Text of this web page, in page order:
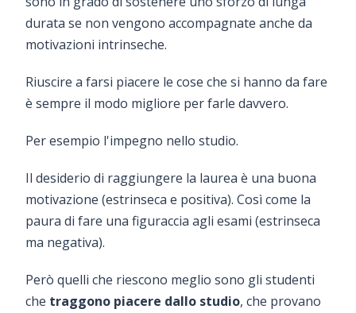
durata se non vengono accompagnate anche da
motivazioni intrinseche.
Riuscire a farsi piacere le cose che si hanno da fare
è sempre il modo migliore per farle davvero.
Per esempio l'impegno nello studio.
Il desiderio di raggiungere la laurea è una buona
motivazione (estrinseca e positiva). Così come la
paura di fare una figuraccia agli esami (estrinseca
ma negativa).
Però quelli che riescono meglio sono gli studenti
che traggono piacere dallo studio, che provano